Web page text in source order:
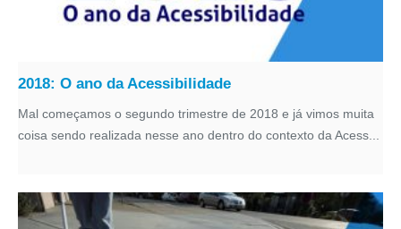
2018: O ano da Acessibilidade
Mal começamos o segundo trimestre de 2018 e já vimos muita
coisa sendo realizada nesse ano dentro do contexto da Acess...